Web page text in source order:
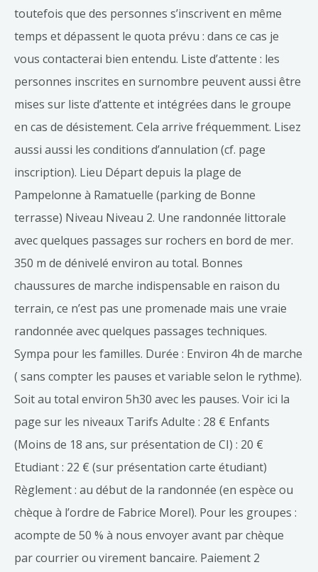
toutefois que des personnes s’inscrivent en même
temps et dépassent le quota prévu : dans ce cas je
vous contacterai bien entendu. Liste d’attente : les
personnes inscrites en surnombre peuvent aussi être
mises sur liste d’attente et intégrées dans le groupe
en cas de désistement. Cela arrive fréquemment. Lisez
aussi aussi les conditions d’annulation (cf. page
inscription). Lieu Départ depuis la plage de
Pampelonne à Ramatuelle (parking de Bonne
terrasse) Niveau Niveau 2. Une randonnée littorale
avec quelques passages sur rochers en bord de mer.
350 m de dénivelé environ au total. Bonnes
chaussures de marche indispensable en raison du
terrain, ce n’est pas une promenade mais une vraie
randonnée avec quelques passages techniques.
Sympa pour les familles. Durée : Environ 4h de marche
( sans compter les pauses et variable selon le rythme).
Soit au total environ 5h30 avec les pauses. Voir ici la
page sur les niveaux Tarifs Adulte : 28 € Enfants
(Moins de 18 ans, sur présentation de CI) : 20 €
Etudiant : 22 € (sur présentation carte étudiant)
Règlement : au début de la randonnée (en espèce ou
chèque à l’ordre de Fabrice Morel). Pour les groupes :
acompte de 50 % à nous envoyer avant par chèque
par courrier ou virement bancaire. Paiement 2